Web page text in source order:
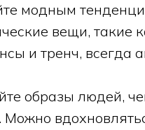
модным
вещи, такие
и тренч, всегда
образы людей,